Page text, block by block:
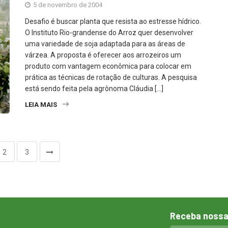
5 de novembro de 2004
Desafio é buscar planta que resista ao estresse hídrico.
O Instituto Rio-grandense do Arroz quer desenvolver
uma variedade de soja adaptada para as áreas de
várzea. A proposta é oferecer aos arrozeiros um
produto com vantagem econômica para colocar em
prática as técnicas de rotação de culturas. A pesquisa
está sendo feita pela agrônoma Cláudia […]
LEIA MAIS
2 3
Receba